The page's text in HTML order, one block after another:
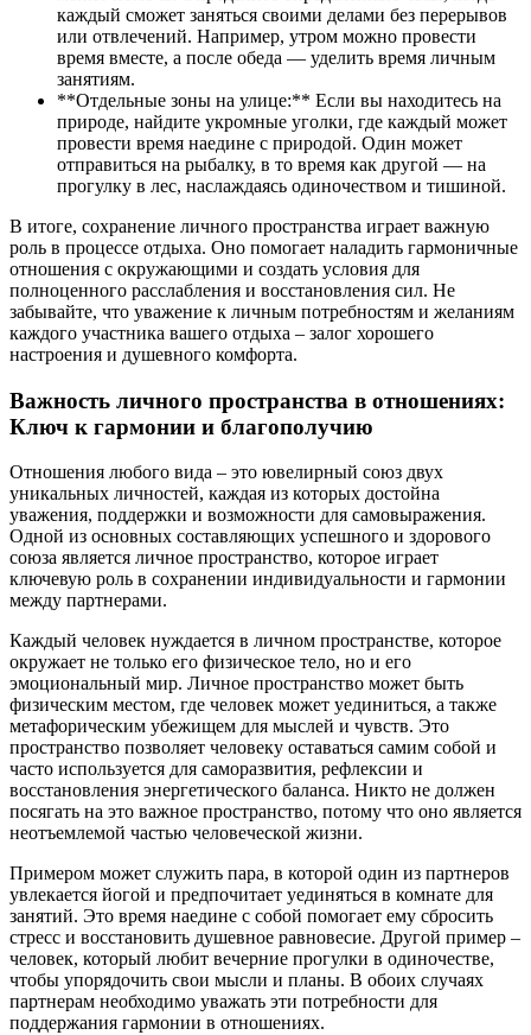
каждый сможет заняться своими делами без перерывов
или отвлечений. Например, утром можно провести
время вместе, а после обеда — уделить время личным
занятиям.
**Отдельные зоны на улице:** Если вы находитесь на
природе, найдите укромные уголки, где каждый может
провести время наедине с природой. Один может
отправиться на рыбалку, в то время как другой — на
прогулку в лес, наслаждаясь одиночеством и тишиной.
В итоге, сохранение личного пространства играет важную
роль в процессе отдыха. Оно помогает наладить гармоничные
отношения с окружающими и создать условия для
полноценного расслабления и восстановления сил. Не
забывайте, что уважение к личным потребностям и желаниям
каждого участника вашего отдыха – залог хорошего
настроения и душевного комфорта.
Важность личного пространства в отношениях:
Ключ к гармонии и благополучию
Отношения любого вида – это ювелирный союз двух
уникальных личностей, каждая из которых достойна
уважения, поддержки и возможности для самовыражения.
Одной из основных составляющих успешного и здорового
союза является личное пространство, которое играет
ключевую роль в сохранении индивидуальности и гармонии
между партнерами.
Каждый человек нуждается в личном пространстве, которое
окружает не только его физическое тело, но и его
эмоциональный мир. Личное пространство может быть
физическим местом, где человек может уединиться, а также
метафорическим убежищем для мыслей и чувств. Это
пространство позволяет человеку оставаться самим собой и
часто используется для саморазвития, рефлексии и
восстановления энергетического баланса. Никто не должен
посягать на это важное пространство, потому что оно является
неотъемлемой частью человеческой жизни.
Примером может служить пара, в которой один из партнеров
увлекается йогой и предпочитает уединяться в комнате для
занятий. Это время наедине с собой помогает ему сбросить
стресс и восстановить душевное равновесие. Другой пример –
человек, который любит вечерние прогулки в одиночестве,
чтобы упорядочить свои мысли и планы. В обоих случаях
партнерам необходимо уважать эти потребности для
поддержания гармонии в отношениях.